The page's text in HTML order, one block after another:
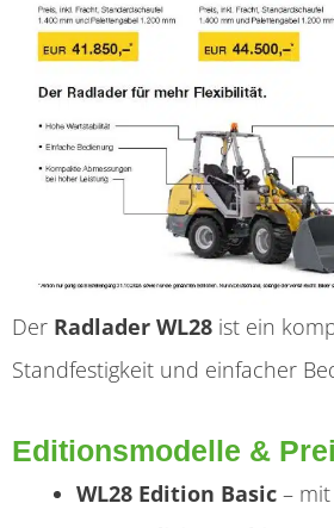
Der Radlader WL28 ist ein
Standfestigkeit und einfacher
Editionsmodelle &
WL28 Edition Basic –